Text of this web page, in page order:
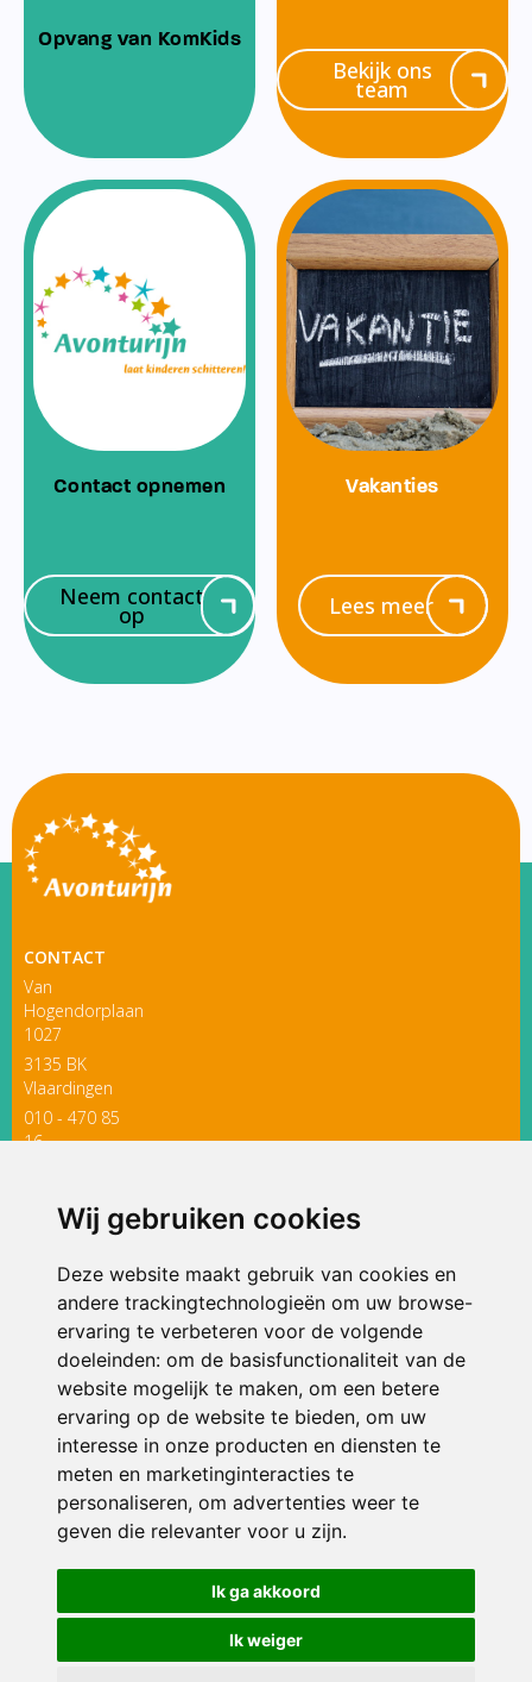
Wij gebruiken cookies
Deze website maakt gebruik van cookies en
andere trackingtechnologieën om uw browse-
ervaring te verbeteren voor de volgende
doeleinden: om de basisfunctionaliteit van de
website mogelijk te maken, om een betere
ervaring op de website te bieden, om uw
interesse in onze producten en diensten te
meten en marketinginteracties te
personaliseren, om advertenties weer te
geven die relevanter voor u zijn.
Ik ga akkoord
Ik weiger
Opvang van KomKids
Bekijk ons
team
Contact opnemen
Neem contact
op
Vakanties
Lees meer
CONTACT
Van
Hogendorplaan
1027
3135 BK
Vlaardingen
010 - 470 85
16
ONDERDEEL VAN
© 2026 Avonturijn | Alle rechten voorbehouden
Privacy policy|Disclaimer| Klachtenregeling|RSIN en Anbi
voorkeuren
Crealisatie The MindOffice